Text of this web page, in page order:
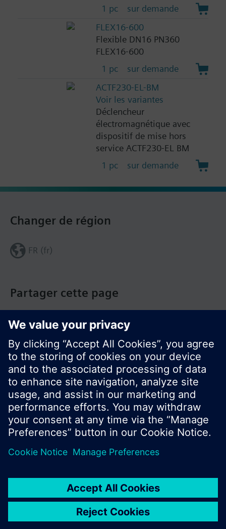
1 pc
sur demande
FLEX16-600
Flexible DN16 PN360
FLEX16-600
1 pc
sur demande
ACTF230-EL-BM
Voir les variantes
Déclencheur
électromagnétique avec
dispositif de mise hors
service ACTF230-EL BM
1 pc
sur demande
Partager cette page
Changer de région
FR (fr)
© Siemens Switzerland Ltd. Building Technologies
Group - 2016
Le portefeuille des produits peut varier en
| Protection des données
Conditions d'utilisation